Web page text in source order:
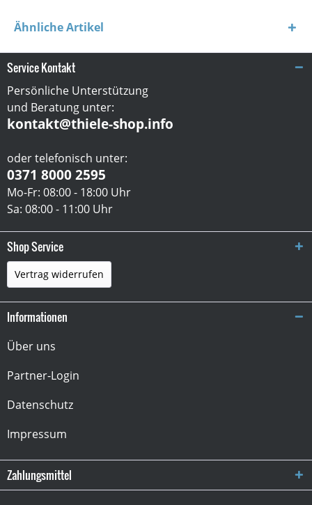
Ähnliche Artikel
Service Kontakt
Persönliche Unterstützung
und Beratung unter:
kontakt@thiele-shop.info
oder telefonisch unter:
0371 8000 2595
Mo-Fr: 08:00 - 18:00 Uhr
Sa: 08:00 - 11:00 Uhr
Shop Service
Vertrag widerrufen
Informationen
Über uns
Partner-Login
Datenschutz
Impressum
Zahlungsmittel